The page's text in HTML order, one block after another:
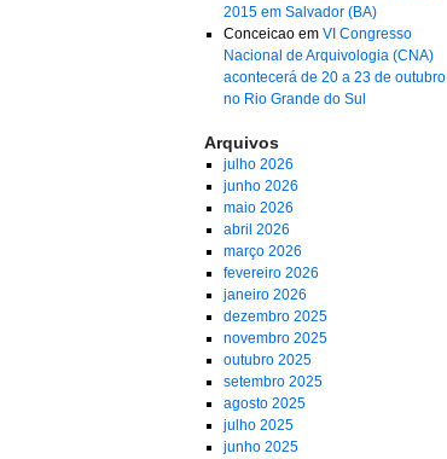
2015 em Salvador (BA)
Conceicaoem VI Congresso
Nacional de Arquivologia (CNA)
acontecerá de 20 a 23 de outubro
no Rio Grande do Sul
Arquivos
julho 2026
junho 2026
maio 2026
abril 2026
março 2026
fevereiro 2026
janeiro 2026
dezembro 2025
novembro 2025
outubro 2025
setembro 2025
agosto 2025
julho 2025
junho 2025